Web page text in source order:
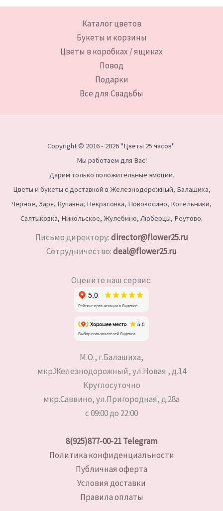
Каталог цветов
Букеты и корзины
Цветы в коробках / ящиках
Повод
Подарки
Все для Свадьбы
Copyright © 2016 - 2026 "Цветы 25 часов"
Мы работаем для Вас!
Дарим только положительные эмоции.
Цветы и букеты с доставкой в Железнодорожный, Балашиха,
Черное, Заря, Купавна, Некрасовка, Новокосино, Котельники,
Салтыковка, Никольское, Жулебино, Люберцы, Реутово.
Письмо директору:director@flower25.ru
Сотрудничество:deal@flower25.ru
Оцените наш сервис:
М.О., г.Балашиха,
мкр.Железнодорожный, ул.Новая , д.14
Круглосуточно
мкр.Саввино, ул.Пригородная, д.28а
с 09:00 до 22:00
8(925)877-00-21Telegram
Политика конфиденциальности
Публичная оферта
Условия доставки
Правила оплаты